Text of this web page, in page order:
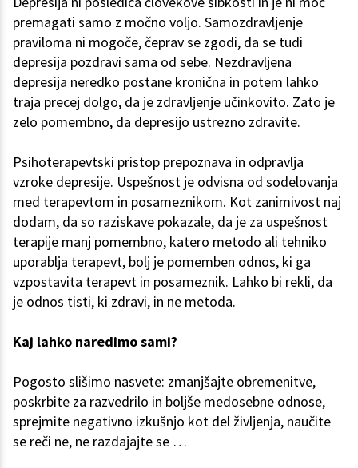
premagati samo z močno voljo. Samozdravljenje
praviloma ni mogoče, čeprav se zgodi, da se tudi
depresija pozdravi sama od sebe. Nezdravljena
depresija neredko postane kronična in potem lahko
traja precej dolgo, da je zdravljenje učinkovito. Zato je
zelo pomembno, da depresijo ustrezno zdravite.
Psihoterapevtski pristop prepoznava in odpravlja
vzroke depresije. Uspešnost je odvisna od sodelovanja
med terapevtom in posameznikom. Kot zanimivost naj
dodam, da so raziskave pokazale, da je za uspešnost
terapije manj pomembno, katero metodo ali tehniko
uporablja terapevt, bolj je pomemben odnos, ki ga
vzpostavita terapevt in posameznik. Lahko bi rekli, da
je odnos tisti, ki zdravi, in ne metoda.
Kaj lahko naredimo sami?
Pogosto slišimo nasvete: zmanjšajte obremenitve,
poskrbite za razvedrilo in boljše medosebne odnose,
sprejmite negativno izkušnjo kot del življenja, naučite
se reči ne, ne razdajajte se …